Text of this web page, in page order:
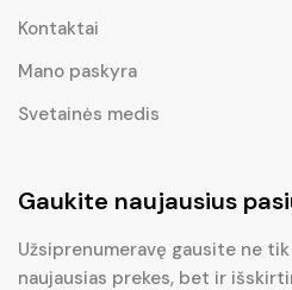
Kontaktai
Mano paskyra
Svetainės medis
Gaukite naujausius
Užsiprenumeravę gausite ne
naujausias prekes, bet ir